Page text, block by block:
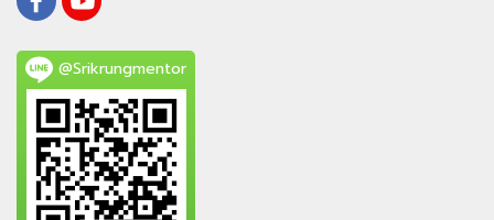
@Srikrungmentor